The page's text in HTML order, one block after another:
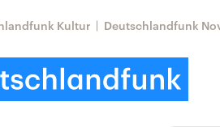
Kultur Deutschlandfunk